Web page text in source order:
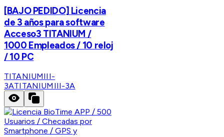
[BAJO PEDIDO] Licencia
de 3 años para software
Acceso3 TITANIUM /
1000 Empleados / 10 reloj
/ 10 PC
TITANIUMIII-
3ATITANIUMIII-3A